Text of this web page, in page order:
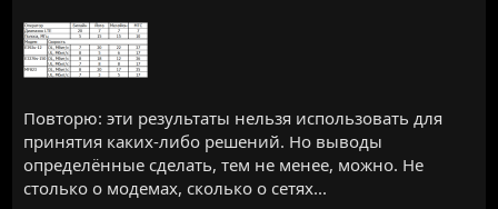
Повторю: эти результаты нельзя использовать для
принятия каких-либо решений. Но выводы
определённые сделать, тем не менее, можно. Не
столько о модемах, сколько о сетях...